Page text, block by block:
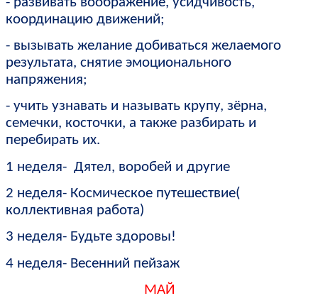
координацию движений;
- вызывать желание добиваться желаемого
результата, снятие эмоционального
напряжения;
- учить узнавать и называть крупу, зёрна,
семечки, косточки, а также разбирать и
перебирать их.
1 неделя- Дятел, воробей и другие
2 неделя- Космическое путешествие(
коллективная работа)
3 неделя- Будьте здоровы!
4 неделя- Весенний пейзаж
МАЙ